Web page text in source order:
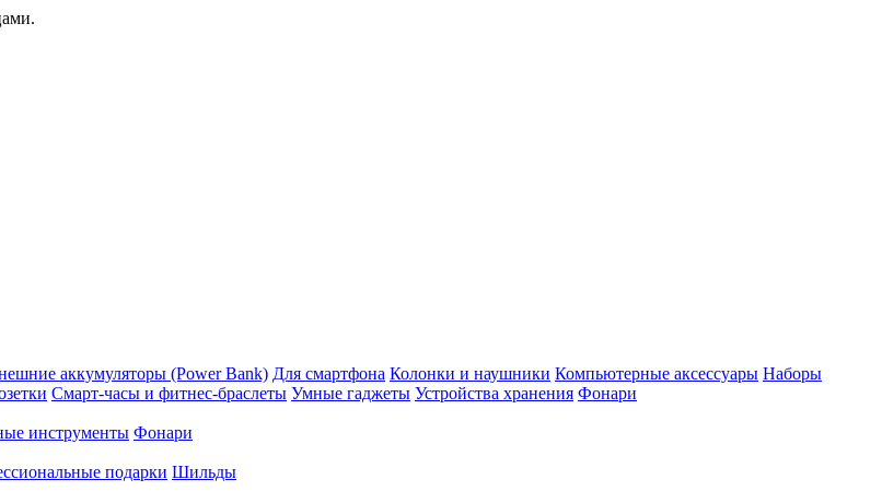
аккумуляторы (Power Bank) Для смартфона Колонки и наушники Компьютерные аксессуары Наборы
Смарт-часы и фитнес-браслеты Умные гаджеты Устройства хранения Фонари
инструменты Фонари
подарки Шильды